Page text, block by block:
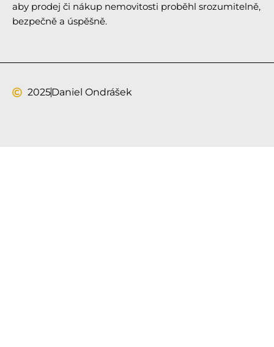
aby prodej či nákup nemovitosti proběhl srozumitelně,
bezpečně a úspěšně.
2025Daniel Ondrášek